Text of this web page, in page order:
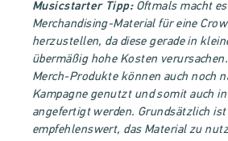
Musicstarter Tipp:Oftmals macht
Merchandising-Material für eine
herzustellen, da diese gerade in
übermäßig hohe Kosten
Merch-Produkte können auch noch
Kampagne genutzt und somit auch
angefertigt werden. Grundsätzlich ist
empfehlenswert, das Material zu